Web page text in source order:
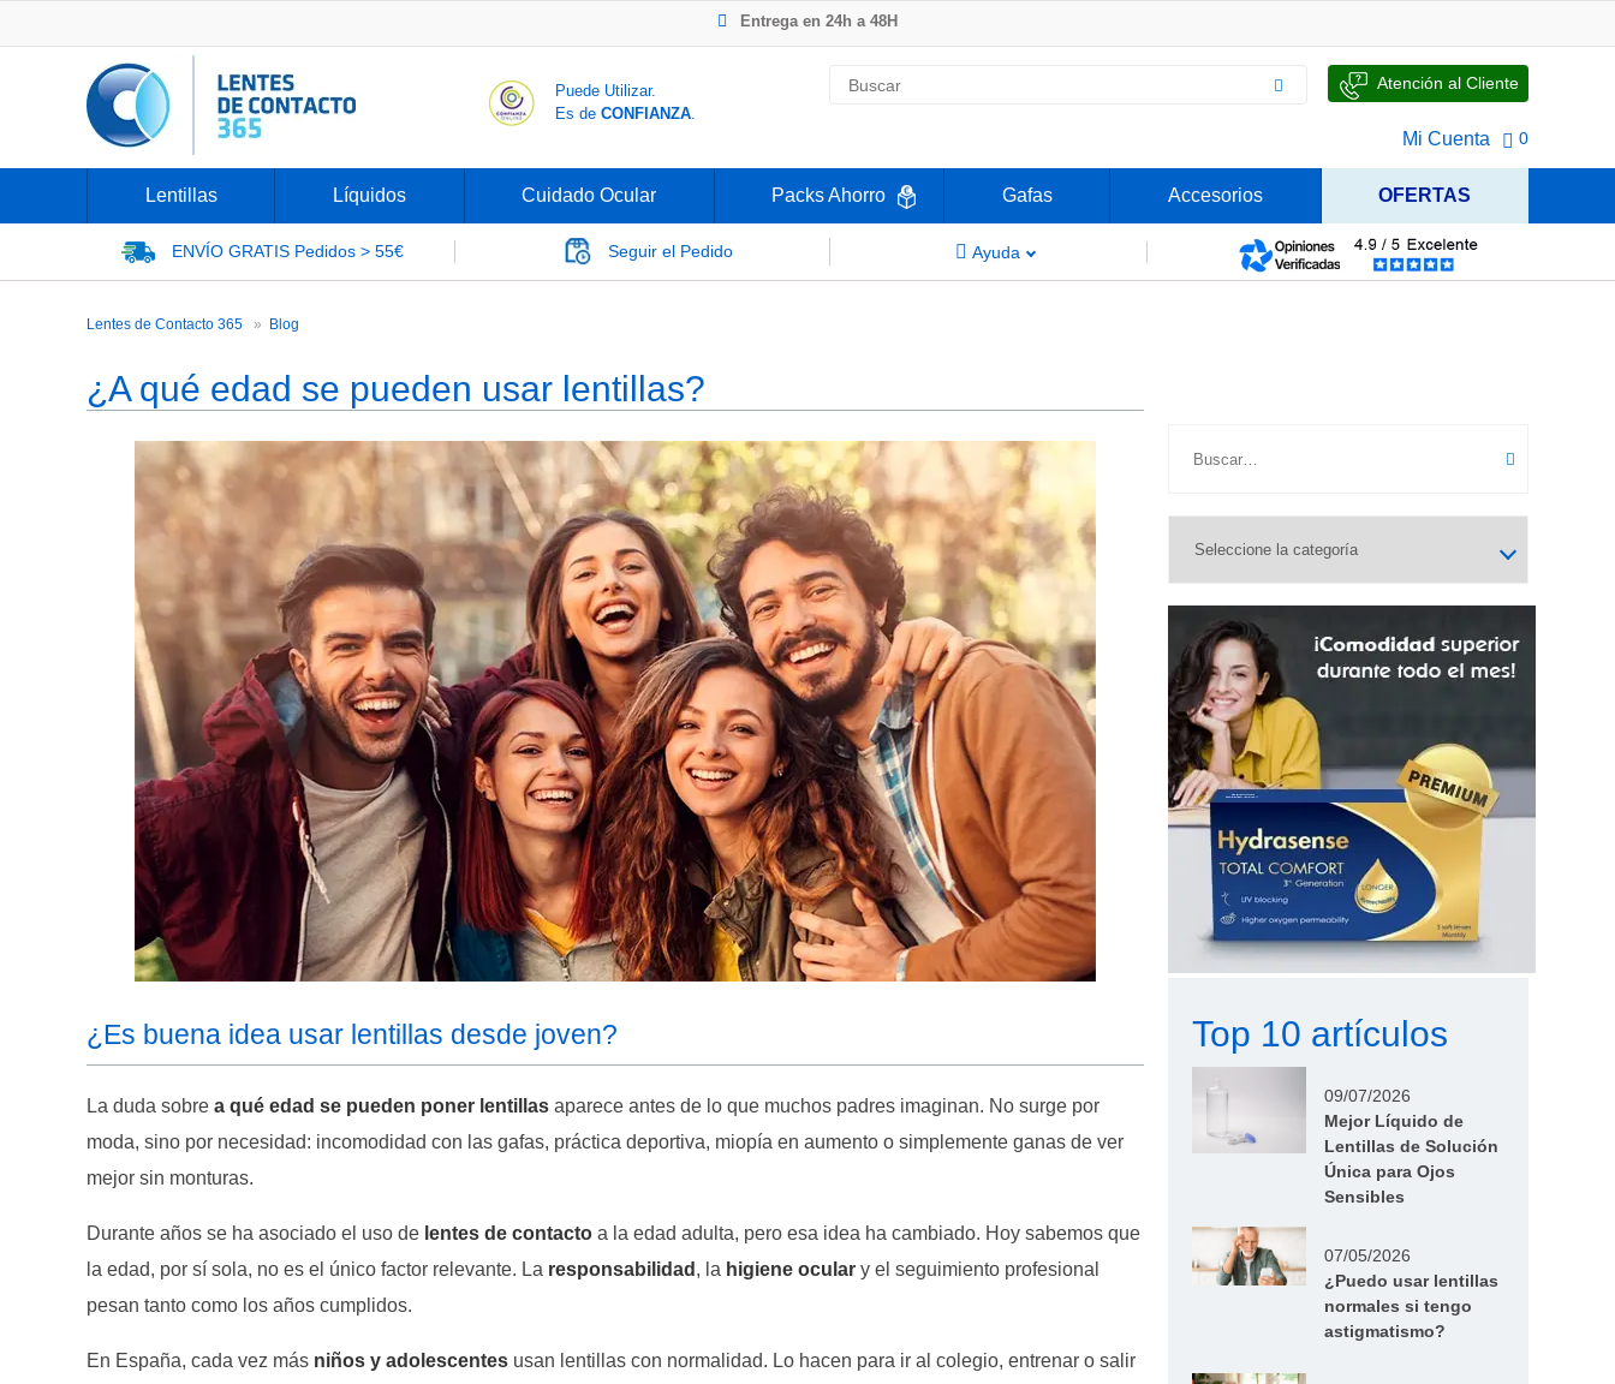
Entrega en 24h a 48H
Nº1 en Opinión de los Clientes
Puede Utilizar.
Es de CONFIANZA.
Atención al Cliente
Mi Cuenta 0
Lentillas Líquidos Cuidado Ocular Packs Ahorro Gafas Accesorios OFERTAS
ENVÍO GRATIS Pedidos > 55€ Seguir el Pedido Ayuda
Lentes de Contacto 365 Blog
¿A qué edad se pueden usar lentillas?
¿Es buena idea usar lentillas desde joven?
La duda sobre a qué edad se pueden poner lentillas aparece antes de lo que muchos padres imaginan. No surge por
moda, sino por necesidad: incomodidad con las gafas, práctica deportiva, miopía en aumento o simplemente ganas de ver
mejor sin monturas.
Durante años se ha asociado el uso de lentes de contacto a la edad adulta, pero esa idea ha cambiado. Hoy sabemos que
la edad, por sí sola, no es el único factor relevante. La responsabilidad , la higiene ocular y el seguimiento profesional
pesan tanto como los años cumplidos.
En España, cada vez más niños y adolescentes usan lentillas con normalidad. Lo hacen para ir al colegio, entrenar o salir
Top 10 artículos
09/07/2026
Mejor Líquido de
Lentillas de Solución
Única para Ojos
Sensibles
07/05/2026
¿Puedo usar lentillas
normales si tengo
astigmatismo?